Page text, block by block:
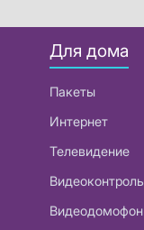
Для дома
Пакеты
Интернет
Телевидение
Видеоконтроль
Видеодомофон